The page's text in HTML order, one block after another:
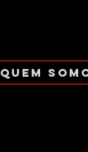
Quem